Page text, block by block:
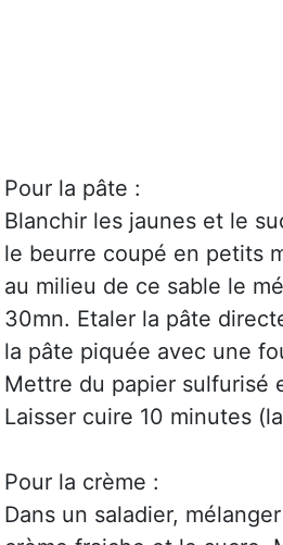
Pour la pâte :
Blanchir les jaunes et le
le beurre coupé en petits
au milieu de ce sable le
30mn. Etaler la pâte
la pâte piquée avec une
Mettre du papier sulfurisé
Laisser cuire 10 minutes
Pour la crème :
Dans un saladier,